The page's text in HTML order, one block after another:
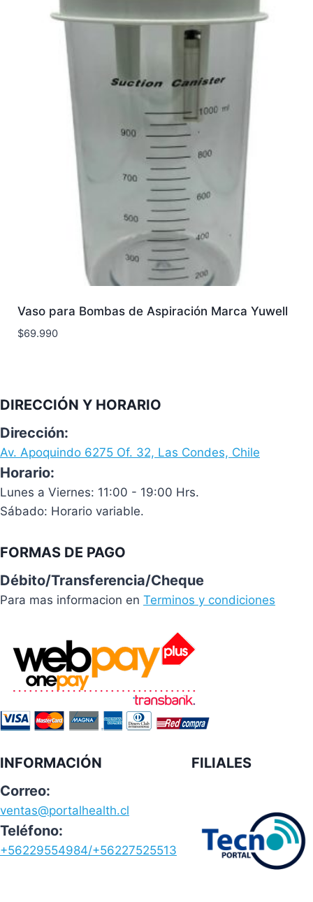
Vaso para Bombas de Aspiración Marca Yuwell
$69.990
DIRECCIÓN Y HORARIO
Dirección:
Av. Apoquindo 6275 Of. 32, Las Condes, Chile
Horario:
Lunes a Viernes: 11:00 - 19:00 Hrs.
Sábado: Horario variable.
FORMAS DE PAGO
Débito/Transferencia/Cheque
Para mas informacion en Terminos y condiciones
INFORMACIÓN
Correo:
ventas@portalhealth.cl
Teléfono:
+56229554984/+56227525513
FILIALES